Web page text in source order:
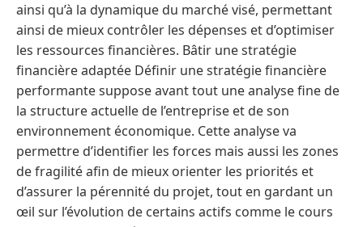
ainsi qu’à la dynamique du marché visé, permettant
ainsi de mieux contrôler les dépenses et d’optimiser
les ressources financières. Bâtir une stratégie
financière adaptée Définir une stratégie financière
performante suppose avant tout une analyse fine de
la structure actuelle de l’entreprise et de son
environnement économique. Cette analyse va
permettre d’identifier les forces mais aussi les zones
de fragilité afin de mieux orienter les priorités et
d’assurer la pérennité du projet, tout en gardant un
œil sur l’évolution de certains actifs comme le cours